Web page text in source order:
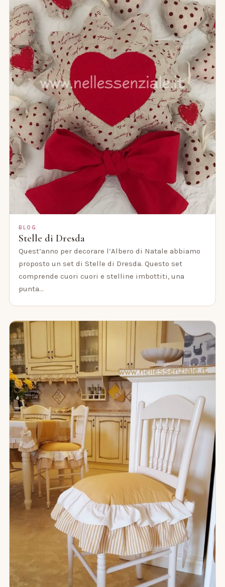
BLOG
Stelle di Dresda
Quest’anno per decorare l’Albero di Natale abbiamo
proposto un set di Stelle di Dresda. Questo set
comprende cuori cuori e stelline imbottiti, una
punta…